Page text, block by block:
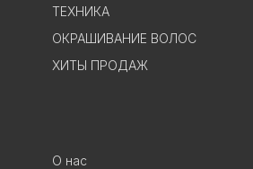
ТЕХНИКА
ОКРАШИВАНИЕ ВОЛОС
ХИТЫ ПРОДАЖ
О нас